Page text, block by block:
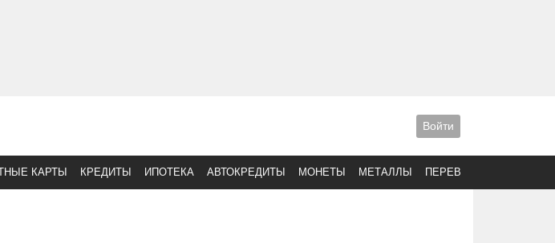
Войти
КАРТЫ КРЕДИТЫ ИПОТЕКА АВТОКРЕДИТЫ МОНЕТЫ МЕТАЛЛЫ ПЕРЕВОДЫ